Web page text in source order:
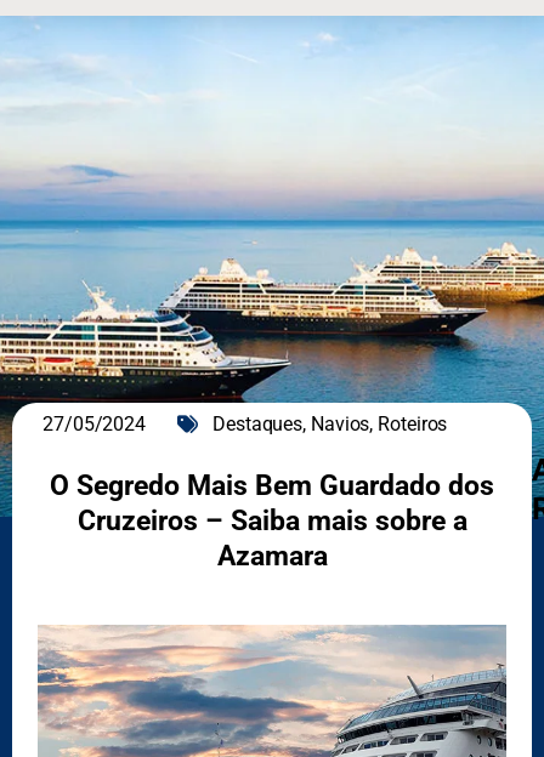
27/05/2024 Destaques, Navios, Roteiros
O Segredo Mais Bem Guardado dos
Cruzeiros – Saiba mais sobre a
Azamara